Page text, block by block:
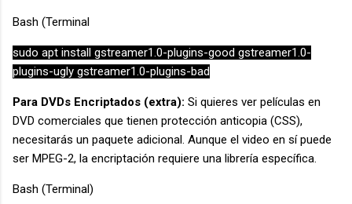
Bash (Terminal
sudo apt install gstreamer1.0-plugins-good gstreamer1.0-
plugins-ugly gstreamer1.0-plugins-bad
Para DVDs Encriptados (extra): Si quieres ver películas en
DVD comerciales que tienen protección anticopia (CSS),
necesitarás un paquete adicional. Aunque el video en sí puede
ser MPEG-2, la encriptación requiere una librería específica.
Bash (Terminal)